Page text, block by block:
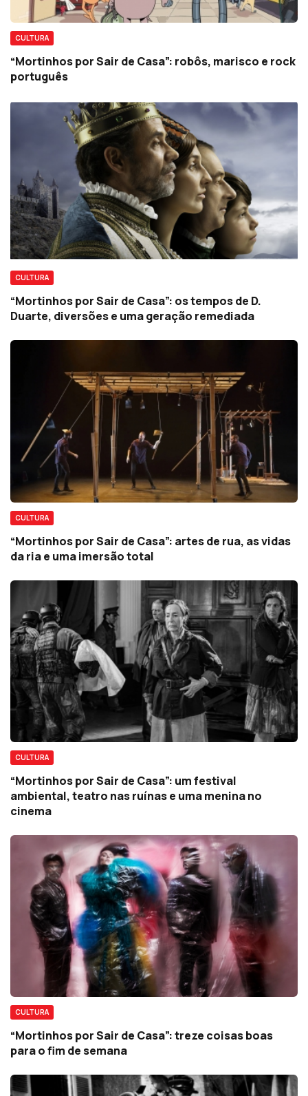
CULTURA
“Mortinhos por Sair de Casa”: robôs, marisco e rock
português
CULTURA
“Mortinhos por Sair de Casa”: os tempos de D.
Duarte, diversões e uma geração remediada
CULTURA
“Mortinhos por Sair de Casa”: artes de rua, as vidas
da ria e uma imersão total
CULTURA
“Mortinhos por Sair de Casa”: um festival
ambiental, teatro nas ruínas e uma menina no
cinema
CULTURA
“Mortinhos por Sair de Casa”: treze coisas boas
para o fim de semana